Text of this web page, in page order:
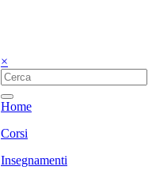
×
Home
Corsi
Insegnamenti